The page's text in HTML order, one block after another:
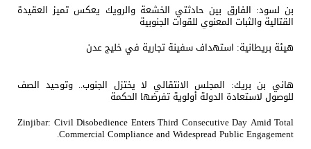
بن لسود: الفارق بين حادثتي الخشعة والرويك يعكس تميز العقيدة
القتالية والثبات المعنوي للقوات الجنوبية
هيئة بريطانية: استهداف سفينة تجارية في خليج عدن
هاني بن بريك: المجلس الانتقالي لا يختزل الجنوب.. وتوحيد الصف
للوصول لاستعادة الدولة أولوية تفرضها الحكمة
Zinjibar: Civil Disobedience Enters Third Consecutive Day Amid Total
Commercial Compliance and Widespread Public Engagement.